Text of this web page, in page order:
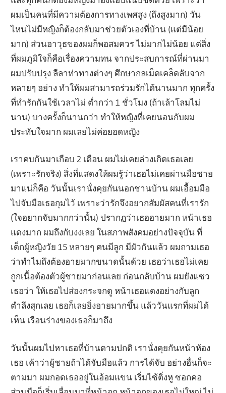
ผมเป็นคนที่มีความต้องการทางเพศสูง (ถึงสูงมาก) วัน
ไหนไม่มีหญิงก็ต้องกลับมาช่วยตัวเองที่บ้าน (แต่มีน้อย
มาก) ส่วนอาวุธของผมก็พอสมควร ไม่มากไม่น้อย แต่สิ่ง
ที่ผมภูมิใจก็คือเรื่องความทน จากประสบการณ์ที่ผ่านมา
ผมปรับปรุง ลีลาท่าทางต่างๆ ศึกษากลเม็ดเคล็ดลับจาก
หลายๆ อย่าง ทำให้ผมสามารถร่วมรักได้นานมาก ทุกครั้ง
ที่ทำรักกันใช้เวลาไม่ ต่ำกว่า 1 ชั่วโมง (ถ้าเล้าโลมไม่
นาน) บางครั้งก็นานกว่า ทำให้หญิงที่เคยนอนกับผม
ประทับใจมาก ผมเลยไม่ค่อยอดหญิง
เราคบกันมาเกือบ 2 เดือน ผมไม่เคยล่วงเกิดเธอเลย
(เพราะรักจริง) สิ่งที่แสดงให้ผมรู้ว่าเธอไม่เคยผ่านมือชาย
มาแน่ก็คือ วันนั้นเรานั่งคุยกันนอกชานบ้าน ผมเอื้อมมือ
ไปจับมือเธอกุมไว้ เพราะว่ารักจึงอยากสัมผัสคนที่เรารัก
(ใจอยากจับมากกว่านั้น) ปรากฏว่าเธออายมาก หน้าเธอ
แดงมาก ผมถึงกับงงเลย ในสภาพสังคมอย่างปัจจุบัน ที่
เด็กผู้หญิงวัย 15 หลายๆ คนมีลูก มีผัวกันแล้ว ผมถามเธอ
ว่าทำไมถึงต้องอายมากขนาดนั้นด้วย เธอว่าเธอไม่เคย
ถูกเนื้อต้องตัวผู้ชายมาก่อนเลย ก่อนกลับบ้าน ผมยังแซว
เธอว่า ให้เธอไปส่องกระจกดู หน้าเธอแดงอย่างกับลูก
ตำลึงสุกเลย เธอก็เลยยิ่งอายมากขึ้น แล้ววันแรกที่ผมได้
เห็น เรือนร่างของเธอก็มาถึง
วันนั้นผมไปหาเธอที่บ้านตามปกติ เรานั่งคุยกันหน้าห้อง
เธอ เค้าว่าผู้ชายถ้าได้จับมือแล้ว การได้จับ อย่างอื่นก็จะ
ตามมา ผมกอดเธออยู่ในอ้อมแขน เริ่มไซ้ติ่งหู ซอกคอ